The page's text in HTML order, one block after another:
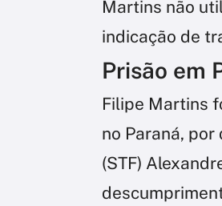
Martins não
indicação de
Prisão em
Filipe Martins
no Paraná,
(STF)